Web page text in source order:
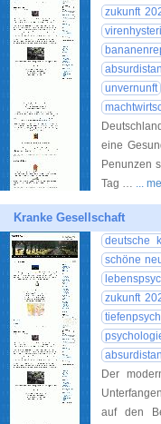
zukunft
unvernunft
eine
Penunzen
Tag … ...
Kranke Gesellschaft
deutsche
schöne
zukunft
Der
auf den